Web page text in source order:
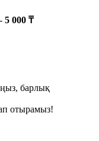
5 000 ₸
барлық
отырамыз!